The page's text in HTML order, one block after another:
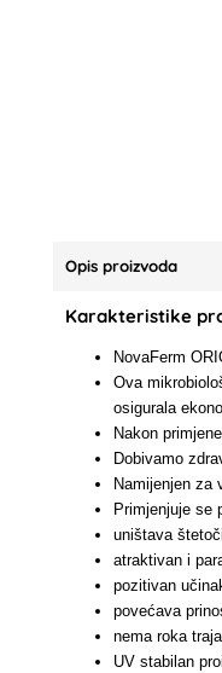
Opis proizvoda
Karakteristike
NovaFerm
Ova
osigurala
Nakon
Dobivamo
Namijenjen za
Primjenjuje se
uništava
atraktivan i
pozitivan
povećava
nema roka
UV stabilan